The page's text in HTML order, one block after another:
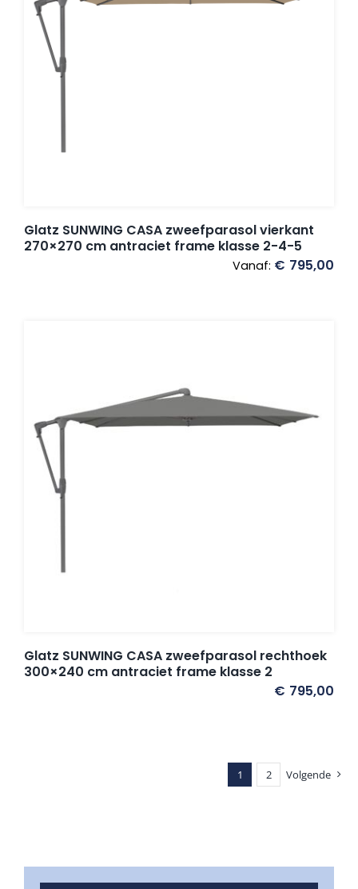
Glatz SUNWING CASA zweefparasol vierkant
270×270 cm antraciet frame klasse 2-4-5
Vanaf: € 795,00
Glatz SUNWING CASA zweefparasol rechthoek
300×240 cm antraciet frame klasse 2
€ 795,00
1 2 Volgende